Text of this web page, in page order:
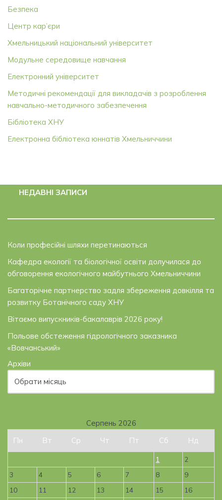
Безпека
Центр кар’єри
Хмельницький національний університет
Модульне середовище навчання
Електронний університет
Методичні рекомендації для викладачів з розроблення
навчально-методичного забезпечення
Бібліотека ХНУ
Електронна бібліотека юннатів Хмельниччини
НЕДАВНІ ЗАПИСИ
Коли професійні шляхи перетинаються
Кафедра екології та біологічної освіти долучилася до
обговорення екологічного майбутнього Хмельниччини
Багаторічне партнерство задля збереження довкілля та
розвитку Ботанічного саду ХНУ
Вітаємо випускників-бакалаврів 2026 року!
Польове обстеження гідрологічного заказника
«Вовчанський»
Архіви
Серпень 2026
Пн
Вт Ср Чт Пт Сб Нд
1
2
3
4 5 6 7 8
9
10
11 12 13 14 15 16